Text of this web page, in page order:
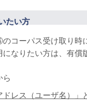
たい方
コーパス受け取り時
になりたい方は、有
ら
レス（ユーザ名）」